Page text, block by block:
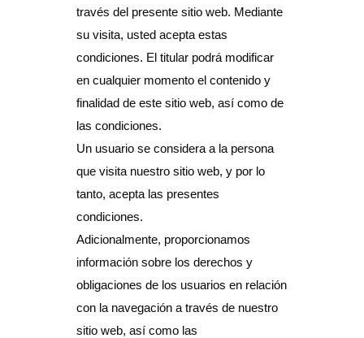
través del presente sitio web. Mediante
su visita, usted acepta estas
condiciones. El titular podrá modificar
en cualquier momento el contenido y
finalidad de este sitio web, así como de
las condiciones.
Un usuario se considera a la persona
que visita nuestro sitio web, y por lo
tanto, acepta las presentes
condiciones.
Adicionalmente, proporcionamos
información sobre los derechos y
obligaciones de los usuarios en relación
con la navegación a través de nuestro
sitio web, así como las